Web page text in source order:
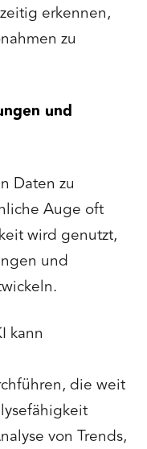
erkennen,
zu
und
Daten zu
Auge oft
wird genutzt,
und
kann
die weit
von Trends,